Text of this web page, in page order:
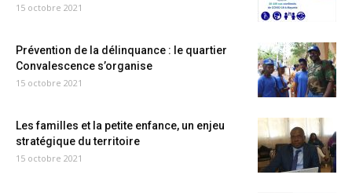
15 octobre 2021
Prévention de la délinquance : le quartier
Convalescence s’organise
15 octobre 2021
Les familles et la petite enfance, un enjeu
stratégique du territoire
15 octobre 2021